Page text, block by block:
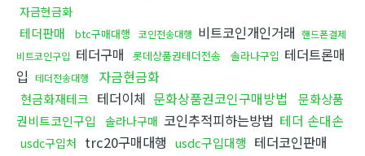
자금현금화
테더판매 btc구매대행 코인전송대행 비트코인개인거래 핸드폰결제
비트코인구입 테더구매 롯데상품권테더전송 솔라나구입 테더트론매
입 테더전송대행 자금현금화
현금화재테크 테더이체 문화상품권코인구매방법
문화상품
권비트코인구입
솔라나구매 코인추적피하는방법 테더 손대손
usdc구입처 trc20구매대행 usdc구입대행 테더코인판매